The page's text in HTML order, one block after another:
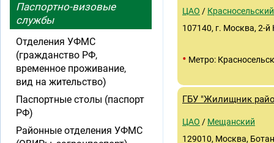
ЦАО / Красносельский
107140, г. Москва, 2-
• Метро:
ГБУ "Жилищник
ЦАО / Мещанский
129010, Москва,
Паспортно-визовые
службы
Отделения УФМС
(гражданство РФ,
временное проживание,
вид на жительство)
Паспортные столы (паспорт
РФ)
Районные отделения УФМС